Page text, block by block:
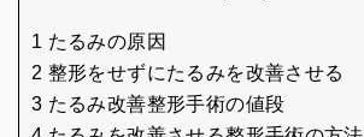
1 たるみの原因
2 整形をせずにたるみを改善させる
3 たるみ改善整形手術の値段